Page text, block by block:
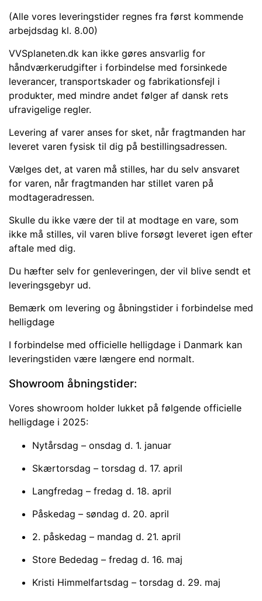
(Alle vores leveringstider regnes fra først kommende
arbejdsdag kl. 8.00)
VVSplaneten.dk kan ikke gøres ansvarlig for
håndværkerudgifter i forbindelse med forsinkede
leverancer, transportskader og fabrikationsfejl i
produkter, med mindre andet følger af dansk rets
ufravigelige regler.
Levering af varer anses for sket, når fragtmanden har
leveret varen fysisk til dig på bestillingsadressen.
Vælges det, at varen må stilles, har du selv ansvaret
for varen, når fragtmanden har stillet varen på
modtageradressen.
Skulle du ikke være der til at modtage en vare, som
ikke må stilles, vil varen blive forsøgt leveret igen efter
aftale med dig.
Du hæfter selv for genleveringen, der vil blive sendt et
leveringsgebyr ud.
Bemærk om levering og åbningstider i forbindelse med
helligdage
I forbindelse med officielle helligdage i Danmark kan
leveringstiden være længere end normalt.
Showroom åbningstider:
Vores showroom holder lukket på følgende officielle
helligdage i 2025:
Nytårsdag – onsdag d. 1. januar
Skærtorsdag – torsdag d. 17. april
Langfredag – fredag d. 18. april
Påskedag – søndag d. 20. april
2. påskedag – mandag d. 21. april
Store Bededag – fredag d. 16. maj
Kristi Himmelfartsdag – torsdag d. 29. maj